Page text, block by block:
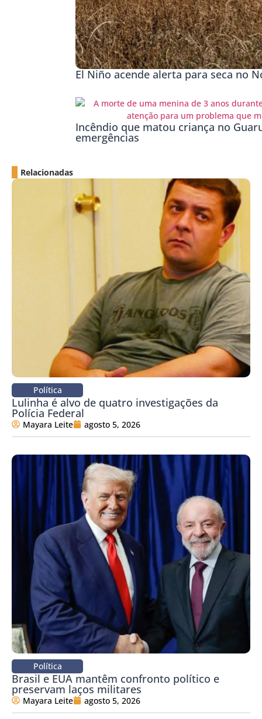
El Niño acende alerta para seca no
Incêndio que matou criança no
emergências
Relacionadas
Política
Lulinha é alvo de quatro investigações da
Polícia Federal
Mayara Leite agosto 5, 2026
Política
Brasil e EUA mantêm confronto político e
preservam laços militares
Mayara Leite agosto 5, 2026